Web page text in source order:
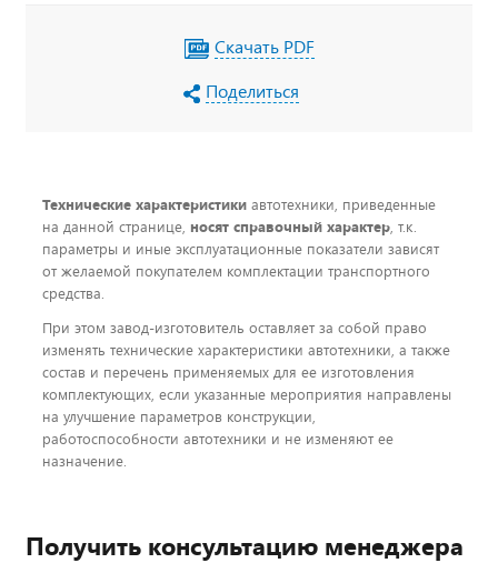
Скачать PDF
Поделиться
Технические характеристики автотехники, приведенные
на данной странице, носят справочный характер, т.к.
параметры и иные эксплуатационные показатели зависят
от желаемой покупателем комплектации транспортного
средства.
При этом завод-изготовитель оставляет за собой право
изменять технические характеристики автотехники, а также
состав и перечень применяемых для ее изготовления
комплектующих, если указанные мероприятия направлены
на улучшение параметров конструкции,
работоспособности автотехники и не изменяют ее
назначение.
Получить консультацию менеджера